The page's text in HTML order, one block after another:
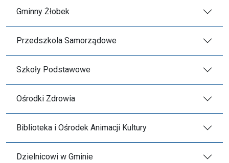
Gminny Żłobek
Przedszkola Samorządowe
Szkoły Podstawowe
Ośrodki Zdrowia
Biblioteka i Ośrodek Animacji Kultury
Dzielnicowi w Gminie